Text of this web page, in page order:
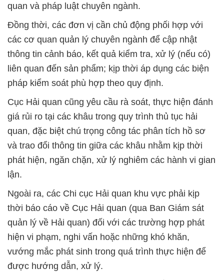
quan và pháp luật chuyên ngành.
Đồng thời, các đơn vị cần chủ động phối hợp với
các cơ quan quản lý chuyên ngành để cập nhật
thông tin cảnh báo, kết quả kiểm tra, xử lý (nếu có)
liên quan đến sản phẩm; kịp thời áp dụng các biện
pháp kiểm soát phù hợp theo quy định.
Cục Hải quan cũng yêu cầu rà soát, thực hiện đánh
giá rủi ro tại các khâu trong quy trình thủ tục hải
quan, đặc biệt chú trọng công tác phân tích hồ sơ
và trao đổi thông tin giữa các khâu nhằm kịp thời
phát hiện, ngăn chặn, xử lý nghiêm các hành vi gian
lận.
Ngoài ra, các Chi cục Hải quan khu vực phải kịp
thời báo cáo về Cục Hải quan (qua Ban Giám sát
quản lý về Hải quan) đối với các trường hợp phát
hiện vi phạm, nghi vấn hoặc những khó khăn,
vướng mắc phát sinh trong quá trình thực hiện để
được hướng dẫn, xử lý.